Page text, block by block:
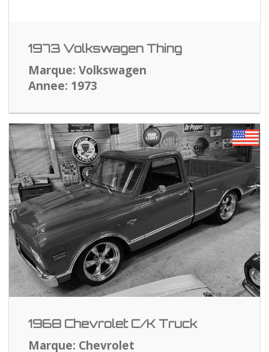
1973 Volkswagen Thing
Marque: Volkswagen
Annee: 1973
1968 Chevrolet C/K Truck
Marque: Chevrolet